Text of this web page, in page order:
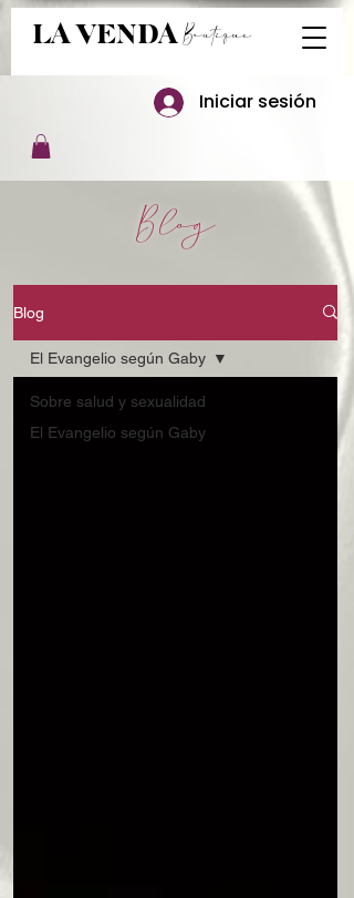
LA VENDABoutique
Iniciar sesión
Blog
Blog
Sobre salud y sexualidad
El Evangelio según Gaby
El Evangelio según Gaby